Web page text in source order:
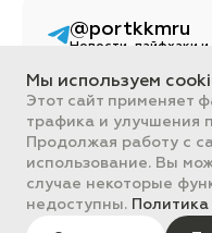
Вся информация,
характер и не является
положениями Статьи 437 ГК
Все цены на сайте
ОГРН 1022401953496
ПОРТ 2011-2026
Политика обработки данных
@portkkmru
Новости, лайфхаки и
контент PORT -
портал
Мы используем
Этот сайт применяет
трафика и улучшения
Продолжая работу с
использование. Вы
случае некоторые
недоступны.